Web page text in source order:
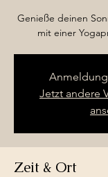
Genieße deinen
mit einer
Jetzt andere
Zeit & Ort